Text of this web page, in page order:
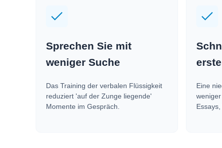
Sprechen Sie mit
weniger Suche
Das Training der verbalen Flüssigkeit
reduziert 'auf der Zunge liegende'
Momente im Gespräch.
Eine